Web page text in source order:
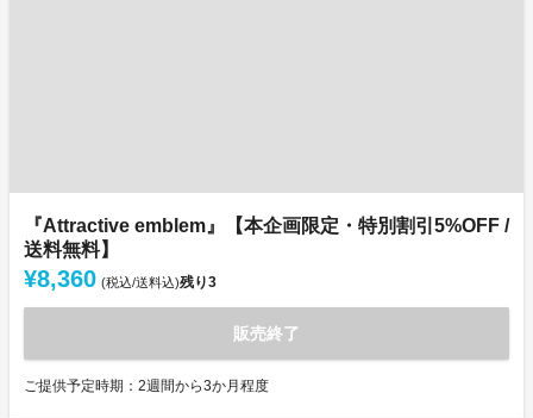
『Attractive emblem』【本企画限定・特別割引5%OFF /
送料無料】
¥8,360 (税込/送料込)残り3
販売終了
ご提供予定時期：2週間から3か月程度